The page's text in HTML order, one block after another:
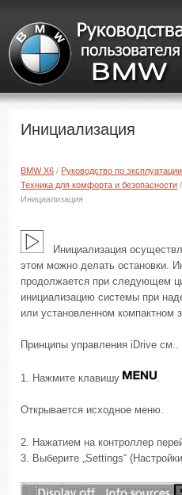
Инициализация
BMW X6 / Руководство по
Техника для комфорта и безопасности /
Инициализация
Инициализация
этом можно делать остановки.
продолжается при следующем
инициализацию системы при
или установленном компактном
Принципы управления iDrive см..
1. Нажмите клавишу .
Открывается исходное меню.
2. Нажатием на контроллер
3. Выберите „Settings“